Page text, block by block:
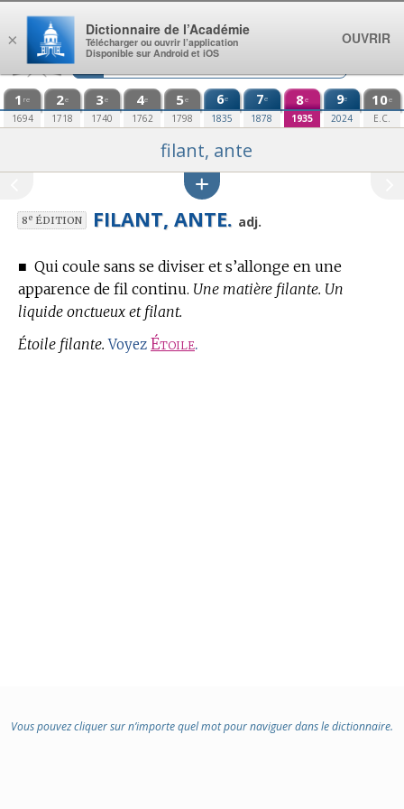
Aller au contenu
1 re
1694
2e
1718
3e
1740
4e
1762
5e
1798
6e
1835
7e
1878
8e
1935
9e
2024
10e
E.C.
filant, ante
8eÉDITION FILANT, ANTE. adj.
■ Qui coule sans se diviser et s’allonge en une
apparence de fil continu. Une matière filante. Un
liquide onctueux et filant.
Étoile filante. Voyez Étoile.
Vous pouvez cliquer sur n’importe quel mot pour naviguer dans le dictionnaire.
×
Dictionnaire de l’Académie
Télécharger ou ouvrir l’application
Disponible sur Android et iOS
OUVRIR